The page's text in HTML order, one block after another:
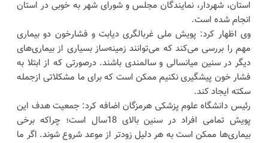
استان، شهردار، نمایندگان مجلس و شورای شهر به خوبی در استان
انجام شده است.
وی اظهار کرد: پویش ملی غربالگری دیابت و فشارخون دو بیماری
مهم را بررسی می‌کند که می‌توانند زمینه‌ساز بسیاری از بیماری‌های
دیگر در سنین میانسالی و سالمندی باشند. درصورتی که از ابتلا به
فشار خون پیشگیری نکنیم ممکن است که برای ما مشکلاتی ازجمله
سکته ایجاد کند.
رئیس دانشگاه علوم پزشکی هرمزگان اضافه کرد: جمعیت هدف این
پویش تمامی افراد در سنین بالای 18سال است؛ چراکه برخی
بیماری‌ها ممکن است به هر دلیل زودتر از موعد شروع شوند. اگر ما